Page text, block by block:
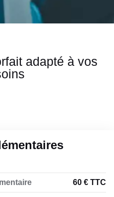
adapté à vos
60 € TTC